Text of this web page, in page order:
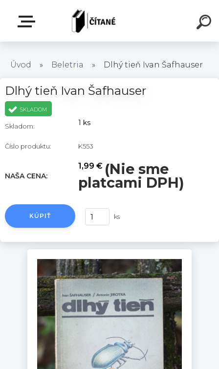
Úvod » Beletria » Dlhý tieň Ivan Šafhauser
Dlhý tieň Ivan Šafhauser
SKLADOM
Skladom: 1 ks
Číslo produktu: K553
NAŠA CENA:
1,99 € (Nie sme
platcami DPH)
ks
KÚPIŤ